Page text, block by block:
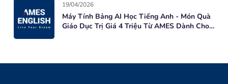
19/04/2026
Máy Tính Bảng AI Học Tiếng Anh - Món Quà
Giáo Dục Trị Giá 4 Triệu Từ AMES Dành Cho